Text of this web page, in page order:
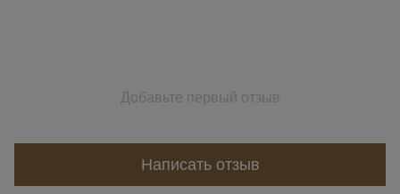
Добавьте первый отзыв
Написать отзыв